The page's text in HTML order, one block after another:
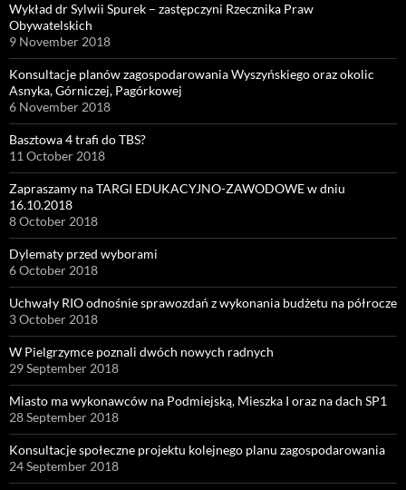
Wykład dr Sylwii Spurek – zastępczyni Rzecznika Praw
Obywatelskich
9 November 2018
Konsultacje planów zagospodarowania Wyszyńskiego oraz okolic
Asnyka, Górniczej, Pagórkowej
6 November 2018
Basztowa 4 trafi do TBS?
11 October 2018
Zapraszamy na TARGI EDUKACYJNO-ZAWODOWE w dniu
16.10.2018
8 October 2018
Dylematy przed wyborami
6 October 2018
Uchwały RIO odnośnie sprawozdań z wykonania budżetu na półrocze
3 October 2018
W Pielgrzymce poznali dwóch nowych radnych
29 September 2018
Miasto ma wykonawców na Podmiejską, Mieszka I oraz na dach SP1
28 September 2018
Konsultacje społeczne projektu kolejnego planu zagospodarowania
24 September 2018